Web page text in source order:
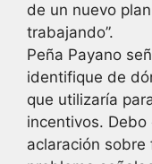
de un nuevo
trabajando”.
Peña Payano
identifique de
que utilizaría
incentivos.
aclaración